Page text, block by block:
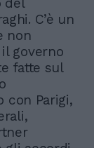
C’è un
non
governo
fatte sul
con Parigi,